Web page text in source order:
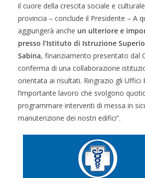
il cuore della crescita sociale e
provincia – conclude il Presidente – A
aggiungerà anche un ulteriore e
presso l’Istituto di Istruzione
Sabina, finanziamento presentato dal
conferma di una collaborazione
orientata ai risultati. Ringrazio gli Uffici
l’importante lavoro che svolgono
programmare interventi di messa in
manutenzione dei nostri edifici”.